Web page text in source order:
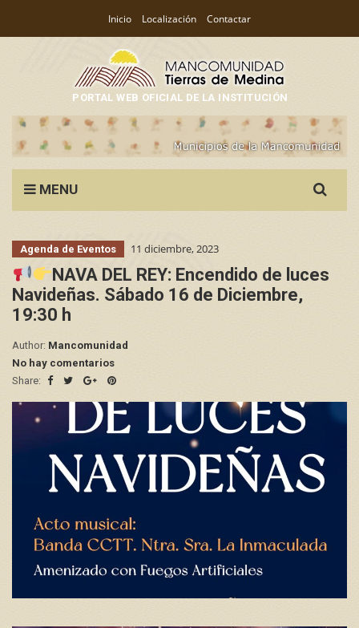
Inicio Localización Contactar
PORTAL WEB OFICIAL DE LA INSTITUCIÓN
MENU
for:
Agenda de Eventos 11 diciembre, 2023
NAVA DEL REY: Encendido de luces
Navideñas. Sábado 16 de Diciembre,
19:30 h
Author: Mancomunidad
No hay comentarios
Share: